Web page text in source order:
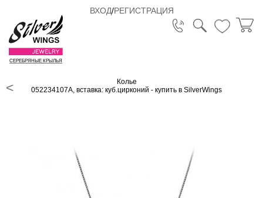
ВХОД/РЕГИСТРАЦИЯ
СЕРЕБРЯНЫЕ КРЫЛЬЯ
Колье
052234107A, вставка: куб.цирконий - купить в SilverWings